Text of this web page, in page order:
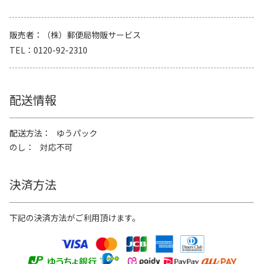
販売者
（株）郵便局物販サービス
TEL
0120-92-2310
配送情報
配送方法
ゆうパック
のし
対応不可
決済方法
下記の決済方法がご利用頂けます。